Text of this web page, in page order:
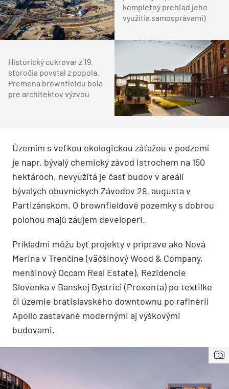
kompletný prehľad jeho
využitia samosprávami)
Historický cukrovar z 19.
storočia povstal z popola.
Premena brownfieldu bola
pre architektov výzvou
Územím s veľkou ekologickou záťažou v podzemí
je napr. bývalý chemický závod Istrochem na 150
hektároch, nevyužitá je časť budov v areáli
bývalých obuvníckych Závodov 29. augusta v
Partizánskom. O brownfieldové pozemky s dobrou
polohou majú záujem developeri.
Príkladmi môžu byť projekty v príprave ako Nová
Merina v Trenčíne (väčšinový Wood & Company,
menšinový Occam Real Estate), Rezidencie
Slovenka v Banskej Bystrici (Proxenta) po textilke
či územie bratislavského downtownu po rafinérii
Apollo zastavané modernými aj výškovými
budovami.